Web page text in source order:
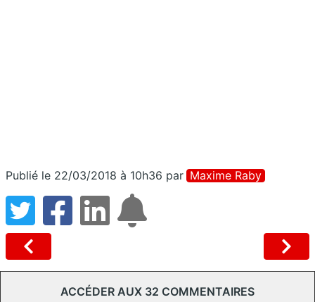
Publié le 22/03/2018 à 10h36 par Maxime Raby
ACCÉDER AUX 32 COMMENTAIRES